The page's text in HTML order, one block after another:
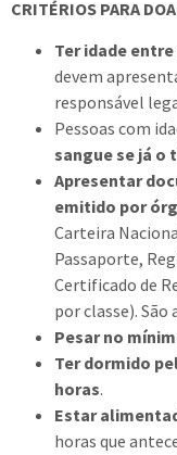
CRITÉRIOS PARA
Ter idade entre
devem
responsável
Pessoas com
sangue se já o
Apresentar
emitido por
Carteira
Passaporte,
Certificado de
por classe).
Pesar no
Ter dormido
horas.
Estar
horas que